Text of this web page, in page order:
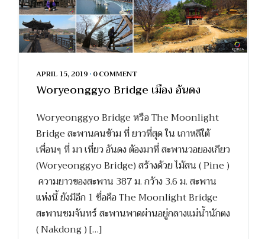
APRIL 15, 2019 • 0 COMMENT
Woryeonggyo Bridge เมือง อันดง
Woryeonggyo Bridge หรือ The Moonlight
Bridge สะพานคนข้าม ที่ ยาวที่สุด ใน เกาหลีใต้
เพื่อนๆ ที่ มา เที่ยว อันดง ต้องมาที่ สะพานวอยองเกียว
(Woryeonggyo Bridge) สร้างด้วย ไม้สน ( Pine )
ความยาวของสะพาน 387 ม. กว้าง 3.6 ม. สะพาน
แห่งนี้ ยังมีอีก 1 ชื่อคือ The Moonlight Bridge
สะพานชมจันทร์ สะพานพาดผ่านอยู่กลางแม่น้ำนักตง
( Nakdong ) […]